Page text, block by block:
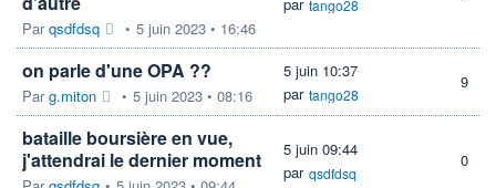
Parqsdfdsq • 5 juin 2023 • 16:46
tango28
on parle d'une OPA ??
Parg.miton • 5 juin 2023 • 08:16
5 juin 10:37
par tango28
9
bataille boursière en vue,
j'attendrai le dernier moment
5 juin 09:44
par qsdfdsq
0